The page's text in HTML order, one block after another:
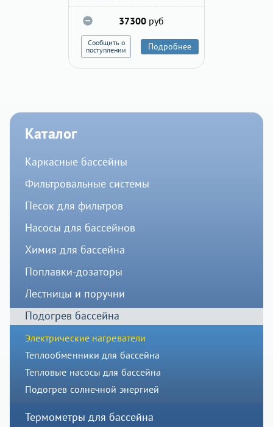
37300руб
Сообщить о
поступлении
Подробнее
Каталог
Каркасные бассейны
Фильтровальные системы
Песок для фильтров
Насосы для бассейнов
Химия для бассейна
Поплавки-дозаторы
Лестницы и поручни
Подогрев бассейна
Электрические нагреватели
Теплообменники для бассейна
Тепловые насосы для бассейна
Подогрев солнечной энергией
Термометры для бассейна